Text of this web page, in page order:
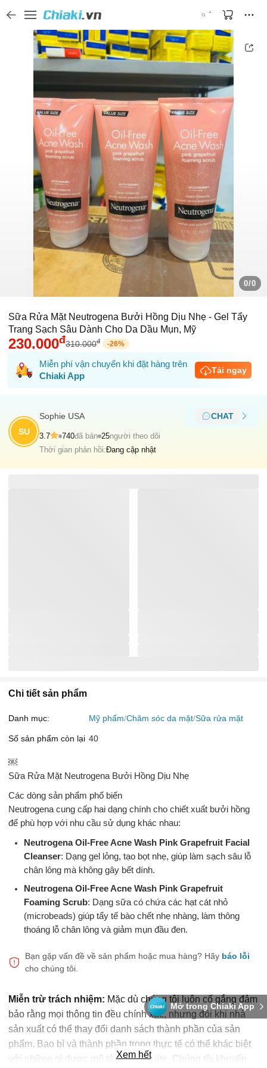
0/0
Mở trong Chiaki App
Sữa Rửa Mặt Neutrogena Bưởi Hồng Dịu Nhẹ - Gel Tẩy
Trang Sạch Sâu Dành Cho Da Dầu Mụn, Mỹ
230.000đ310.000đ -26%
Miễn phí vận chuyển khi đặt hàng trên
Chiaki App
Tải ngay
SU
Sophie USA CHAT
3.7 740đã bán 25người theo dõi
Thời gian phản hồi:Đang cập nhật
Chi tiết sản phẩm
Danh mục: Mỹ phẩm Chăm sóc da mặt Sữa rửa mặt
Số sản phẩm còn lại 40
￼
Sữa Rửa Mặt Neutrogena Bưởi Hồng Dịu Nhẹ
Các dòng sản phẩm phổ biến
Neutrogena cung cấp hai dạng chính cho chiết xuất bưởi hồng
để phù hợp với nhu cầu sử dụng khác nhau:
Neutrogena Oil-Free Acne Wash Pink Grapefruit Facial
Cleanser: Dạng gel lỏng, tạo bọt nhẹ, giúp làm sạch sâu lỗ
chân lông mà không gây bết dính.
Neutrogena Oil-Free Acne Wash Pink Grapefruit
Foaming Scrub: Dạng sữa có chứa các hạt cát nhỏ
(microbeads) giúp tẩy tế bào chết nhẹ nhàng, làm thông
thoáng lỗ chân lông và giảm mụn đầu đen.
Bạn gặp vấn đề về sản phẩm hoặc mua hàng? Hãy báo lỗi
cho chúng tôi.
Miễn trừ trách nhiệm: Mặc dù chúng tôi luôn cố gắng đảm
bảo rằng mọi thông tin đều chính xác, nhưng đôi khi nhà
sản xuất có thể thay đổi danh sách thành phần của sản
phẩm. Bao bì và thành phần trong thực tế có thể khác biệt
với những gì được mô tả trên website. Chúng tôi khuyến
Xem hết